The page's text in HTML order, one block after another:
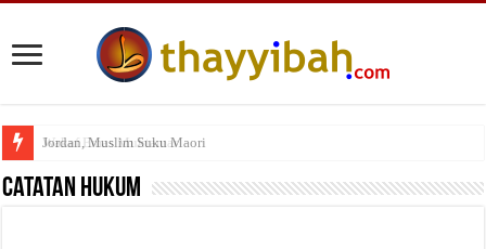
Wakaf Emas Muktamar
Catatan Hukum